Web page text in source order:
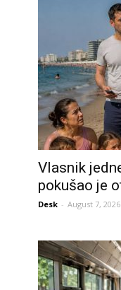
Vlasnik
pokušao je
Desk - August 7, 2026